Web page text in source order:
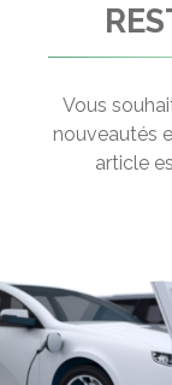
Voitures électriques
DELEC
[wppr_avg_rating
Prix :9289€
Vous
nouveautés
article